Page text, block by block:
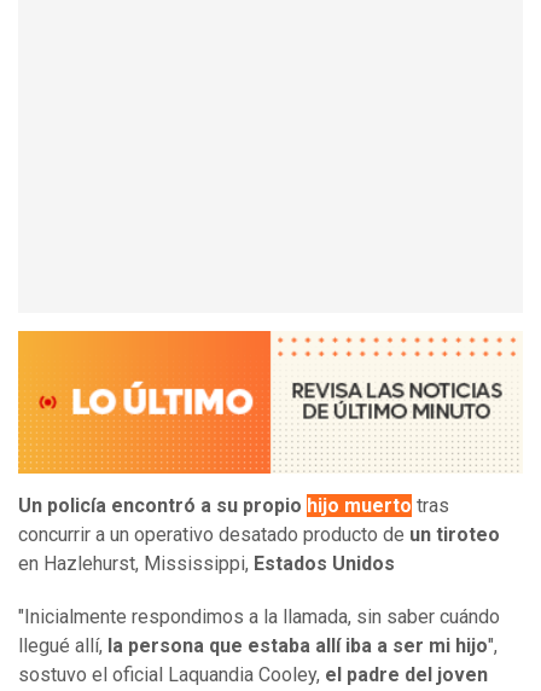
Un policía encontró a su propio hijo muerto tras
concurrir a un operativo desatado producto de un tiroteo
en Hazlehurst, Mississippi, Estados Unidos
"Inicialmente respondimos a la llamada, sin saber cuándo
llegué allí, la persona que estaba allí iba a ser mi hijo",
sostuvo el oficial Laquandia Cooley, el padre del joven